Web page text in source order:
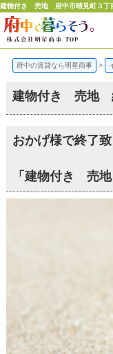
建物付き 売地 府中市晴見町３丁
府中の賃貸なら明星商事 >
建物付き 売地
おかげ様で終了致
「建物付き 売